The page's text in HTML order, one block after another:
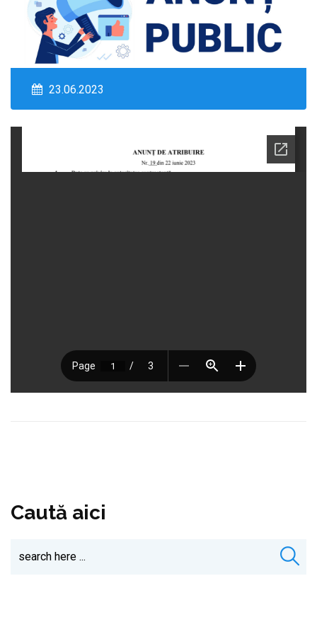
23.06.2023
Caută aici